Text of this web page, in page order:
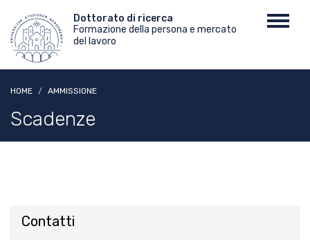
contenuto
principale
Menu
top
Dottorato di ricerca
Formazione della persona e mercato
del lavoro
HOME AMMISSIONE
Scadenze
Contatti